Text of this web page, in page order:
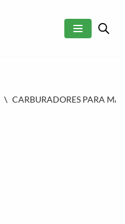
\ CARBURADORES PARA